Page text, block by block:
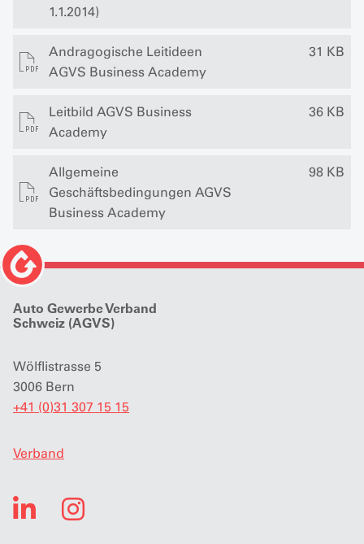
1.1.2014)
Andragogische Leitideen
AGVS Business Academy
31 KB
Leitbild AGVS Business
Academy
36 KB
Allgemeine
Geschäftsbedingungen AGVS
Business Academy
98 KB
Auto Gewerbe Verband
Schweiz (AGVS)
Wölflistrasse 5
3006 Bern
+41 (0)31 307 15 15
Verband